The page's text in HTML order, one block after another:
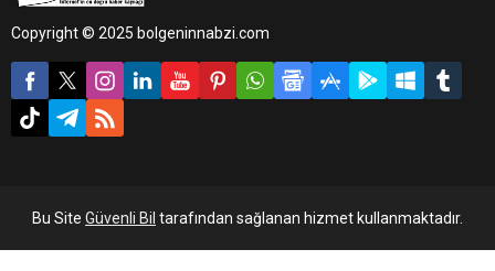
Copyright © 2025 bolgeninnabzi.com
Bu Site Güvenli Bil tarafından sağlanan hizmet kullanmaktadır.